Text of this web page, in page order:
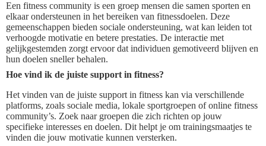
Een fitness community is een groep mensen die samen sporten en
elkaar ondersteunen in het bereiken van fitnessdoelen. Deze
gemeenschappen bieden sociale ondersteuning, wat kan leiden tot
verhoogde motivatie en betere prestaties. De interactie met
gelijkgestemden zorgt ervoor dat individuen gemotiveerd blijven en
hun doelen sneller behalen.
Hoe vind ik de juiste support in fitness?
Het vinden van de juiste support in fitness kan via verschillende
platforms, zoals sociale media, lokale sportgroepen of online fitness
community’s. Zoek naar groepen die zich richten op jouw
specifieke interesses en doelen. Dit helpt je om trainingsmaatjes te
vinden die jouw motivatie kunnen versterken.